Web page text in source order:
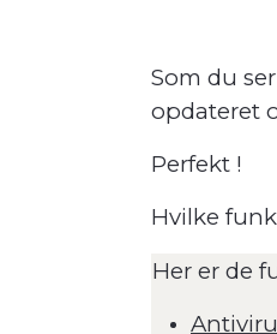
Som du
opdateret
Perfekt !
Hvilke
Her er de